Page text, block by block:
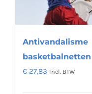
kan
op
Antivandalisme
€ 27,83 Incl. BTW